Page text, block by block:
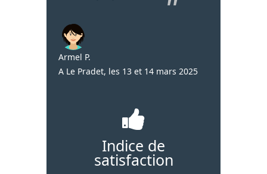
Armel P.
A Le Pradet, les 13 et 14 mars 2025
Indice de
satisfaction